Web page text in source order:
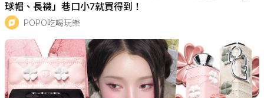
球帽、長襪」巷口小7就買得到！
POPO吃喝玩樂